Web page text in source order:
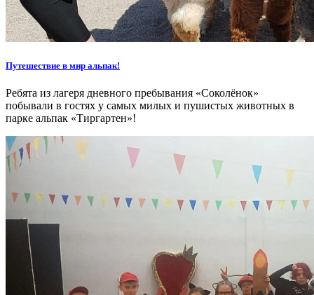
Путешествие в мир альпак!
Ребята из лагеря дневного пребывания «Соколёнок»
побывали в гостях у самых милых и пушистых животных в
парке альпак «Тиргартен»!